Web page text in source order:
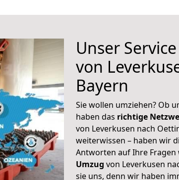
Unser
von
Bayern
Sie wollen umziehen? Ob
haben das richtige
von Leverkusen nach
weiterwissen – haben wir
Antworten auf Ihre Fragen
Umzug von Leverkusen
sie uns, denn wir haben